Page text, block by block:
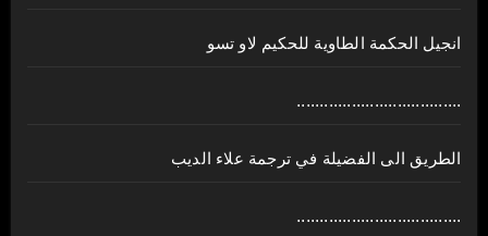
انجيل الحكمة الطاوية للحكيم لاو تسو
....................................
الطريق الى الفضيلة في ترجمة علاء الديب
....................................